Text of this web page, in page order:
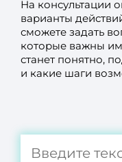
На консультации
варианты
сможете задать
которые важны
станет понятно,
и какие шаги